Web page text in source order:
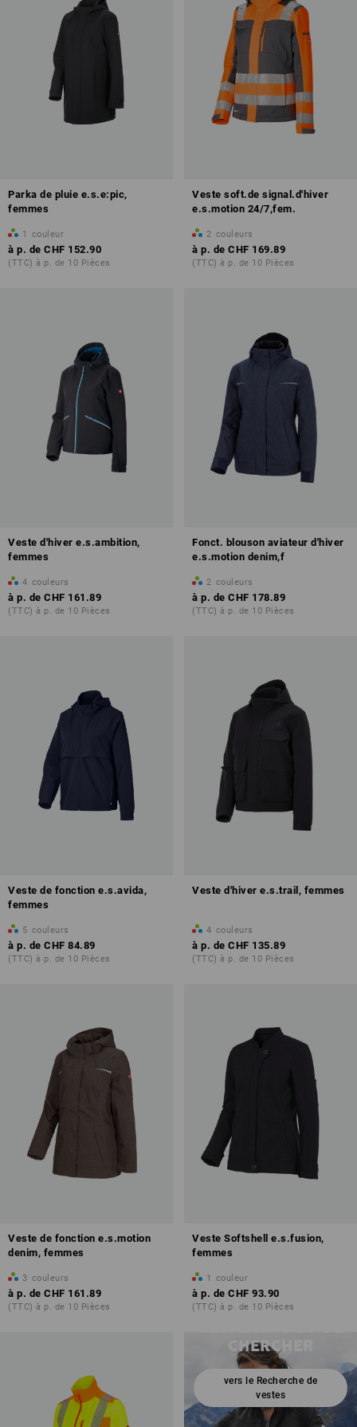
Parka de pluie e.s.e:pic,
femmes
1 couleur
à p. de CHF 152.90
(TTC) à p. de 10 Pièces
Veste soft.de signal.d'hiver
e.s.motion 24/7,fem.
2 couleurs
à p. de CHF 169.89
(TTC) à p. de 10 Pièces
Veste d'hiver e.s.ambition,
femmes
4 couleurs
à p. de CHF 161.89
(TTC) à p. de 10 Pièces
Fonct. blouson aviateur d'hiver
e.s.motion denim,f
2 couleurs
à p. de CHF 178.89
(TTC) à p. de 10 Pièces
Veste de fonction e.s.avida,
femmes
5 couleurs
à p. de CHF 84.89
(TTC) à p. de 10 Pièces
Veste d'hiver e.s.trail, femmes
4 couleurs
à p. de CHF 135.89
(TTC) à p. de 10 Pièces
Veste de fonction e.s.motion
denim, femmes
3 couleurs
à p. de CHF 161.89
(TTC) à p. de 10 Pièces
Veste Softshell e.s.fusion,
femmes
1 couleur
à p. de CHF 93.90
(TTC) à p. de 10 Pièces
TROUVER UNE
CHERCHER
vers le Recherche de
vestes